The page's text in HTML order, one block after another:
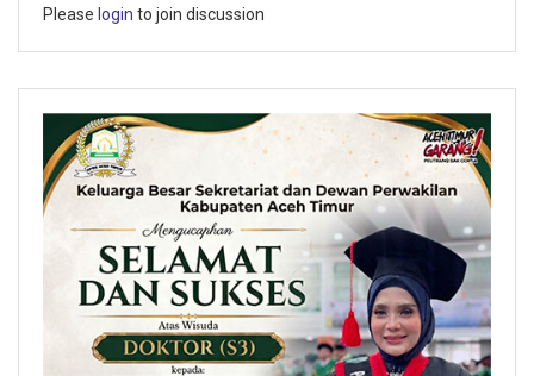
Please login to join discussion